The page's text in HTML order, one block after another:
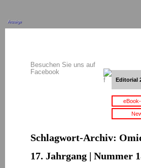
Anzeige
Besuchen Sie uns auf
Facebook
Editorial
Schlagwort-Archiv:
17. Jahrgang | Nummer